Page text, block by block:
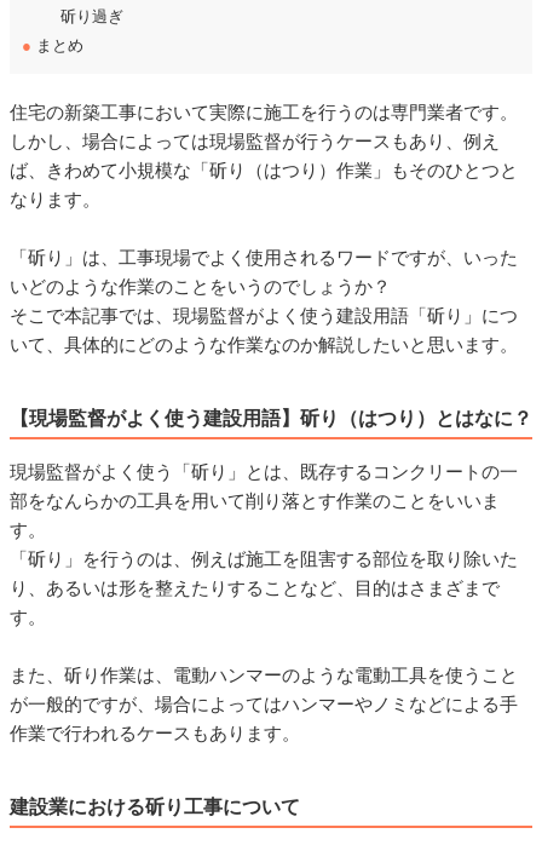
斫り過ぎ
● まとめ
住宅の新築工事において実際に施工を行うのは専門業者です。
しかし、場合によっては現場監督が行うケースもあり、例え
ば、きわめて小規模な「斫り（はつり）作業」もそのひとつと
なります。
「斫り」は、工事現場でよく使用されるワードですが、いった
いどのような作業のことをいうのでしょうか？
そこで本記事では、現場監督がよく使う建設用語「斫り」につ
いて、具体的にどのような作業なのか解説したいと思います。
【現場監督がよく使う建設用語】斫り（はつり）とはなに？
現場監督がよく使う「斫り」とは、既存するコンクリートの一
部をなんらかの工具を用いて削り落とす作業のことをいいま
す。
「斫り」を行うのは、例えば施工を阻害する部位を取り除いた
り、あるいは形を整えたりすることなど、目的はさまざまで
す。
また、斫り作業は、電動ハンマーのような電動工具を使うこと
が一般的ですが、場合によってはハンマーやノミなどによる手
作業で行われるケースもあります。
建設業における斫り工事について